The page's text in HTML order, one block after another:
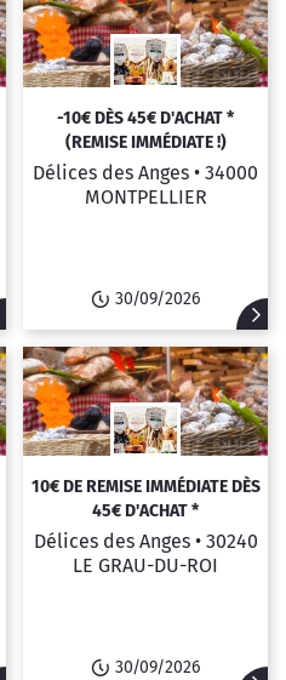
-10€ DÈS 45€ D'ACHAT *
(REMISE IMMÉDIATE !)
Délices des Anges • 34000
MONTPELLIER
30/09/2026
10€ DE REMISE IMMÉDIATE DÈS
45€ D'ACHAT *
Délices des Anges • 30240
LE GRAU-DU-ROI
30/09/2026